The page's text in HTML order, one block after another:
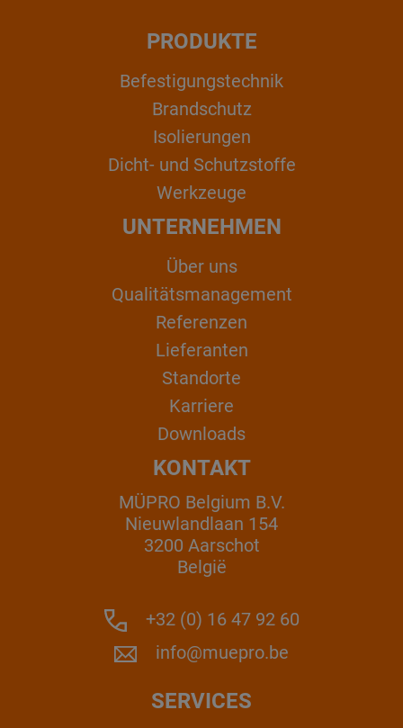
PRODUKTE
Befestigungstechnik
Brandschutz
Isolierungen
Dicht- und Schutzstoffe
Werkzeuge
UNTERNEHMEN
Über uns
Qualitätsmanagement
Referenzen
Lieferanten
Standorte
Karriere
Downloads
KONTAKT
MÜPRO Belgium B.V.
Nieuwlandlaan 154
3200 Aarschot
België
+32 (0) 16 47 92 60
info@muepro.be
SERVICES